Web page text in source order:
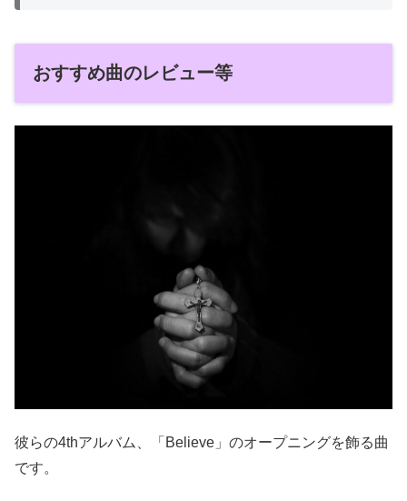
おすすめ曲のレビュー等
彼らの4thアルバム、「Believe」のオープニングを飾る曲
です。